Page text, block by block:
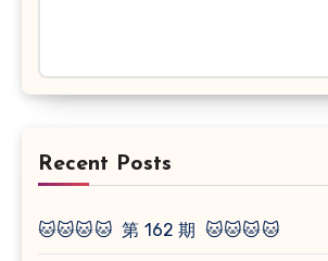
Recent Posts
🐱🐱🐱🐱 第 162 期 🐱🐱🐱🐱